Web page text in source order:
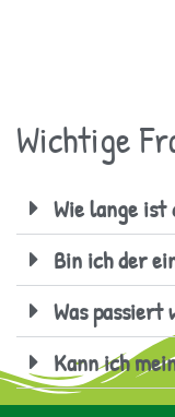
Wichtige
Wie lange ist
Bin ich der
Was passiert
Kann ich